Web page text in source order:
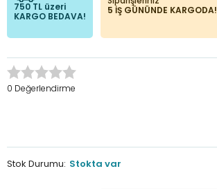
750 TL üzeri
KARGO BEDAVA!
5 İŞ GÜNÜNDE KARGODA!
0 Değerlendirme
Stok Durumu: Stokta var